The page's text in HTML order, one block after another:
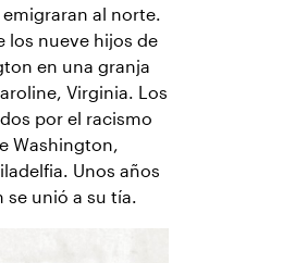
al norte.
los nueve hijos de
en una granja
Virginia. Los
por el racismo
Washington,
Unos años
se unió a su tía.